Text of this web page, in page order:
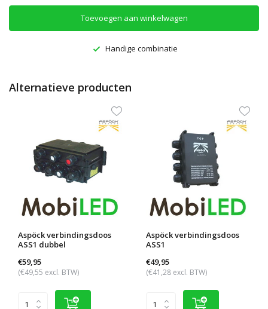
Toevoegen aan winkelwagen
Handige combinatie
Alternatieve producten
Aspöck verbindingsdoos
ASS1 dubbel
€59,95
(€49,55 excl. BTW)
Aspöck verbindingsdoos
ASS1
€49,95
(€41,28 excl. BTW)